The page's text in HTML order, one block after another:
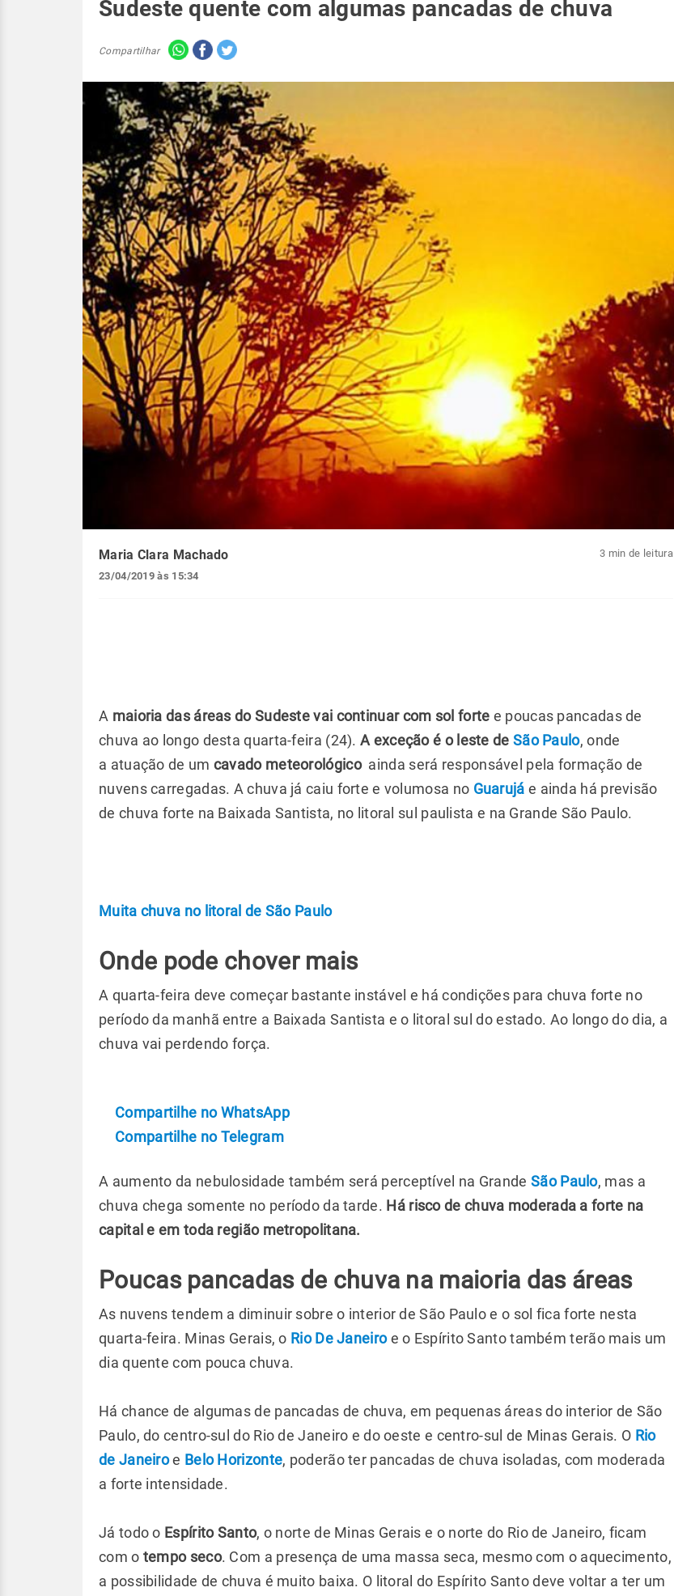
Sudeste quente com algumas pancadas de chuva
Compartilhar
Maria Clara Machado
23/04/2019 às 15:34
3 min de leitura
A maioria das áreas do Sudeste vai continuar com sol forte e poucas pancadas de
chuva ao longo desta quarta-feira (24). A exceção é o leste de São Paulo, onde
a atuação de um cavado meteorológicoainda será responsável pela formação de
nuvens carregadas. A chuva já caiu forte e volumosa no Guarujá e ainda há previsão
de chuva forte na Baixada Santista, no litoral sul paulista e na Grande São Paulo.
Muita chuva no litoral de São Paulo
Onde pode chover mais
A quarta-feira deve começar bastante instável e há condições para chuva forte no
período da manhã entre a Baixada Santista e o litoral sul do estado. Ao longo do dia, a
chuva vai perdendo força.
Compartilhe no WhatsApp
Compartilhe no Telegram
A aumento da nebulosidade também será perceptível na Grande São Paulo, mas a
chuva chega somente no período da tarde. Há risco de chuva moderada a forte na
capital e em toda região metropolitana.
Poucas pancadas de chuva na maioria das áreas
As nuvens tendem a diminuir sobre o interior de São Paulo e o sol fica forte nesta
quarta-feira. Minas Gerais, o Rio De Janeiroe o Espírito Santo também terão mais um
dia quente com pouca chuva.
Há chance de algumas de pancadas de chuva, em pequenas áreas do interior de São
Paulo, do centro-sul do Rio de Janeiro e do oeste e centro-sul de Minas Gerais. O Rio
de Janeiroe Belo Horizonte, poderão ter pancadas de chuva isoladas, com moderada
a forte intensidade.
Já todo o Espírito Santo, o norte de Minas Gerais e o norte do Rio de Janeiro, ficam
com o tempo seco. Com a presença de uma massa seca, mesmo com o aquecimento,
a possibilidade de chuva é muito baixa. O litoral do Espírito Santo deve voltar a ter um